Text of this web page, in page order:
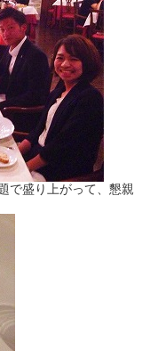
で盛り上がって、懇親